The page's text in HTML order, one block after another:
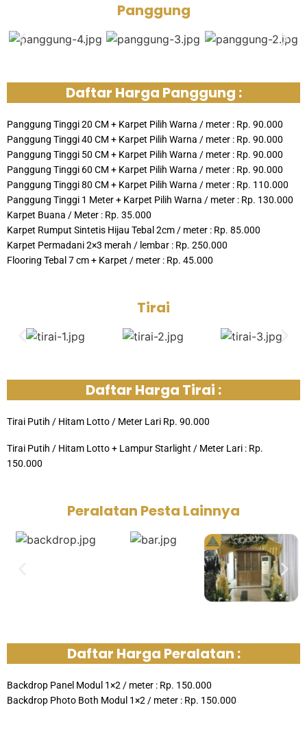
Panggung
Daftar Harga Panggung :
Panggung Tinggi 20 CM + Karpet Pilih Warna / meter : Rp. 90.000
Panggung Tinggi 40 CM + Karpet Pilih Warna / meter : Rp. 90.000
Panggung Tinggi 50 CM + Karpet Pilih Warna / meter : Rp. 90.000
Panggung Tinggi 60 CM + Karpet Pilih Warna / meter : Rp. 90.000
Panggung Tinggi 80 CM + Karpet Pilih Warna / meter : Rp. 110.000
Panggung Tinggi 1 Meter + Karpet Pilih Warna / meter : Rp. 130.000
Karpet Buana / Meter : Rp. 35.000
Karpet Rumput Sintetis Hijau Tebal 2cm / meter : Rp. 85.000
Karpet Permadani 2×3 merah / lembar : Rp. 250.000
Flooring Tebal 7 cm + Karpet / meter : Rp. 45.000
Tirai
Daftar Harga Tirai :
Tirai Putih / Hitam Lotto / Meter Lari Rp. 90.000
Tirai Putih / Hitam Lotto + Lampur Starlight / Meter Lari : Rp.
150.000
Peralatan Pesta Lainnya
Daftar Harga Peralatan :
Backdrop Panel Modul 1×2 / meter : Rp. 150.000
Backdrop Photo Both Modul 1×2 / meter : Rp. 150.000